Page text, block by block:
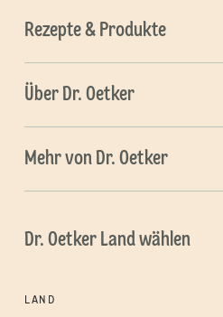
Rezepte & Produkte
Über Dr. Oetker
Mehr von Dr. Oetker
Dr. Oetker Land wählen
LAND